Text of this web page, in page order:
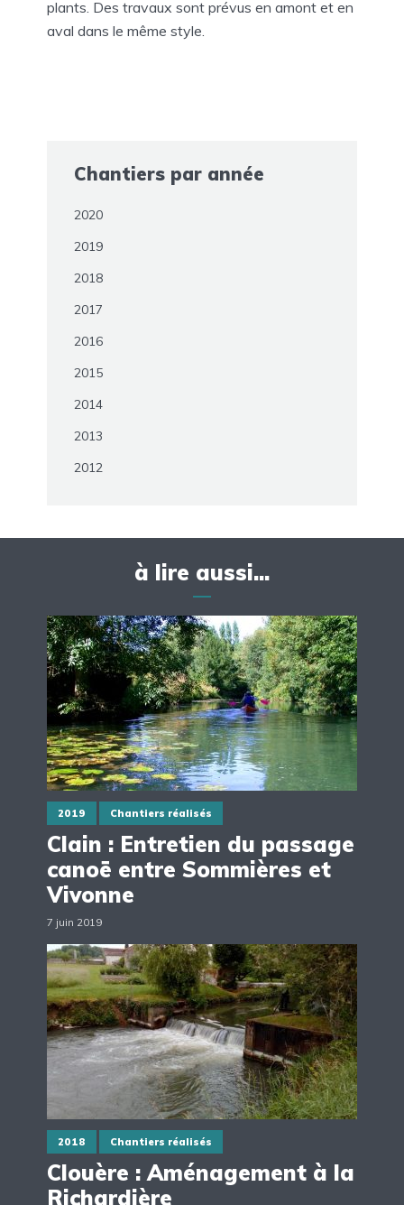
plants. Des travaux sont prévus en amont et en
aval dans le même style.
Chantiers par année
2020
2019
2018
2017
2016
2015
2014
2013
2012
à lire aussi...
2019 Chantiers réalisés
Clain : Entretien du passage
canoë entre Sommières et
Vivonne
7 juin 2019
2018 Chantiers réalisés
Clouère : Aménagement à la
Richardière